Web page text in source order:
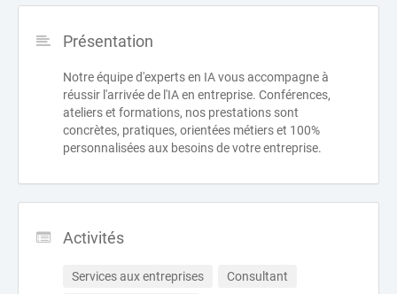
Présentation
Notre équipe d'experts en IA vous accompagne à
réussir l'arrivée de l'IA en entreprise. Conférences,
ateliers et formations, nos prestations sont
concrètes, pratiques, orientées métiers et 100%
personnalisées aux besoins de votre entreprise.
Activités
Services aux entreprises Consultant